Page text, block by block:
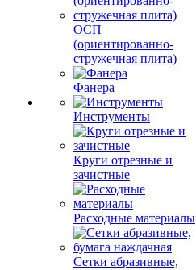
ОСП
(ориентированно-
стружечная плита)
Фанера
Инструменты
Круги отрезные и
зачистные
Расходные материалы
Сетки абразивные,